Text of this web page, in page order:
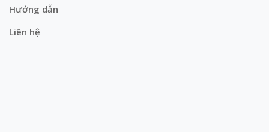
Hướng dẫn
Liên hệ